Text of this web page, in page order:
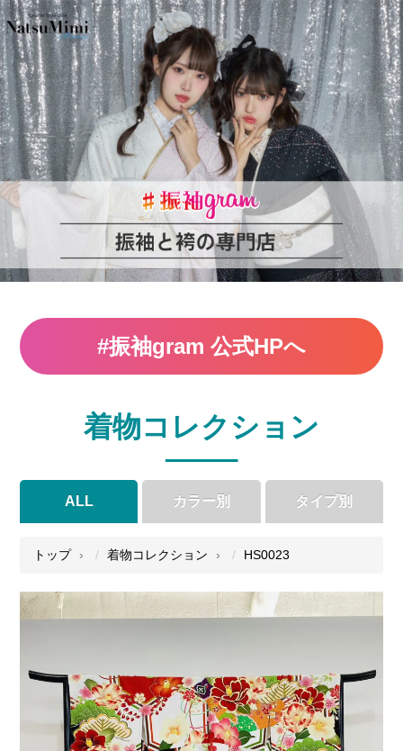
#振袖gram 公式HPへ
着物コレクション
ALL カラー別
● ● ●
● ● ● ●
タイプ別
トップ 着物コレクション HS0023